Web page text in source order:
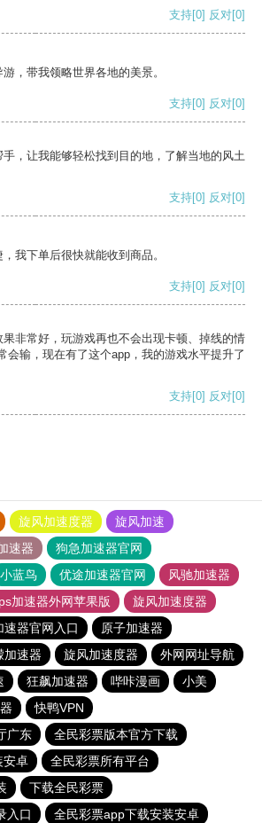
支持[0] 反对[0]
，带我领略世界各地的美景。
支持[0] 反对[0]
，让我能够轻松找到目的地，了解当地的风土
支持[0] 反对[0]
我下单后很快就能收到商品。
支持[0] 反对[0]
非常好，玩游戏再也不会出现卡顿、掉线的情
会输，现在有了这个app，我的游戏水平提升了
支持[0] 反对[0]
旋风加速度器
旋风加速
速器
狗急加速器官网
小蓝鸟 优途加速器官网
风驰加速器
加速器外网苹果版
旋风加速度器
速器官网入口
原子加速器
加速器 旋风加速度器
外网网址导航
狂飙加速器 哔咔漫画
小美
快鸭VPN
广东
全民彩票版本官方下载
安卓
全民彩票所有平台
下载全民彩票
入口
全民彩票app下载安装安卓